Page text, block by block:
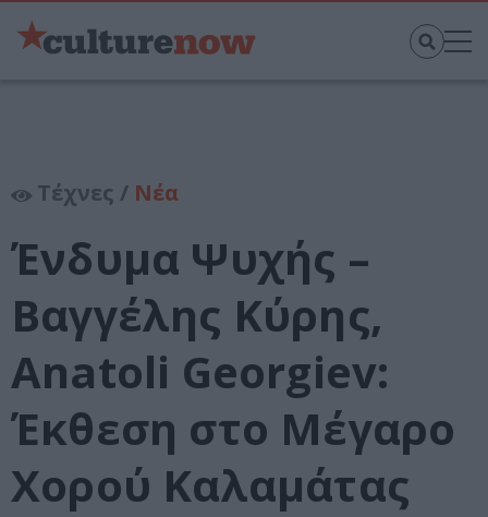
Τέχνες / Νέα
Ένδυμα Ψυχής –
Βαγγέλης Κύρης,
Anatoli Georgiev:
Έκθεση στο Μέγαρο
Χορού Καλαμάτας